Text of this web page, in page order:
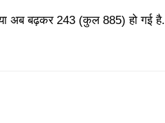
अब बढ़कर 243 (कुल 885) हो गई है.